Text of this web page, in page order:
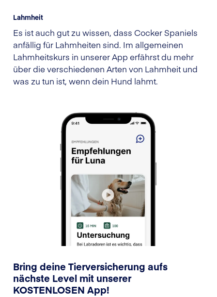
Lahmheit
Es ist auch gut zu wissen, dass Cocker Spaniels
anfällig für Lahmheiten sind. Im allgemeinen
Lahmheitskurs in unserer App erfährst du mehr
über die verschiedenen Arten von Lahmheit und
was zu tun ist, wenn dein Hund lahmt.
Bring deine Tierversicherung aufs
nächste Level mit unserer
KOSTENLOSEN App!